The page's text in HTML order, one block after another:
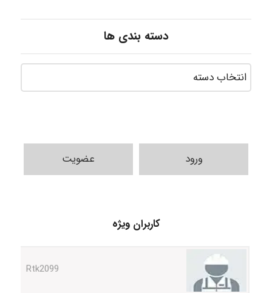
دسته بندی ها
ورود عضویت
کاربران ویژه